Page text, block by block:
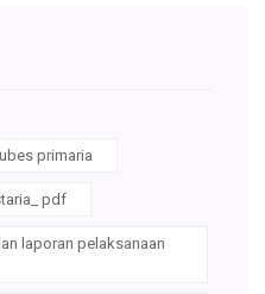
primaria
pdf
laporan pelaksanaan